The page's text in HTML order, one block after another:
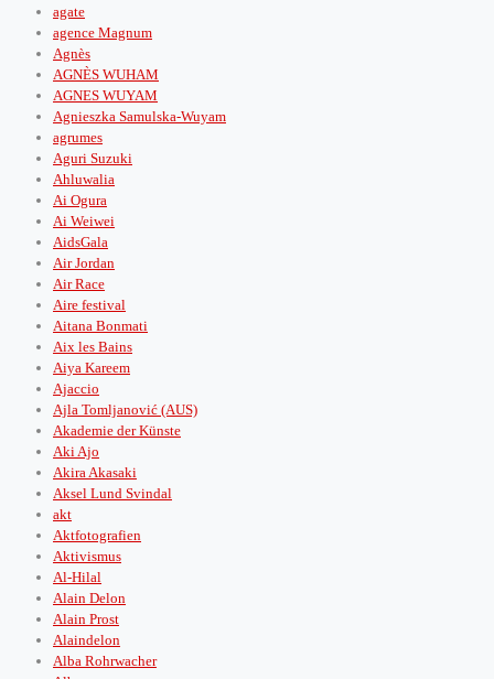
agate
agence Magnum
Agnès
AGNÈS WUHAM
AGNES WUYAM
Agnieszka Samulska-Wuyam
agrumes
Aguri Suzuki
Ahluwalia
Ai Ogura
Ai Weiwei
AidsGala
Air Jordan
Air Race
Aire festival
Aitana Bonmati
Aix les Bains
Aiya Kareem
Ajaccio
Ajla Tomljanović (AUS)
Akademie der Künste
Aki Ajo
Akira Akasaki
Aksel Lund Svindal
akt
Aktfotografien
Aktivismus
Al-Hilal
Alain Delon
Alain Prost
Alaindelon
Alba Rohrwacher